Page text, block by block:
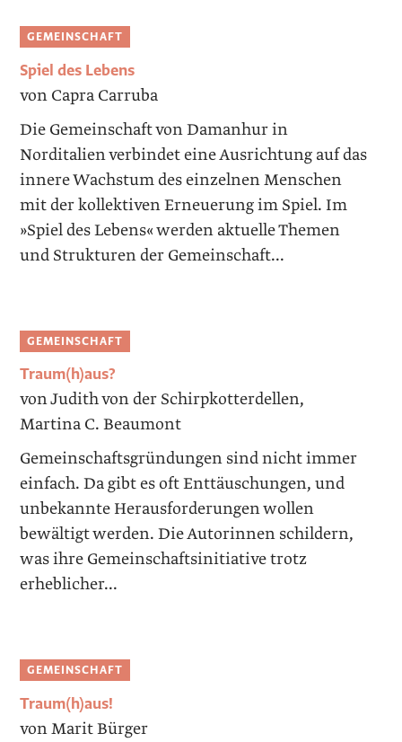
GEMEINSCHAFT
Spiel des Lebens
von Capra Carruba
Die Gemeinschaft von Damanhur in
Norditalien verbindet eine Ausrichtung auf das
innere Wachstum des einzelnen Menschen
mit der kollektiven Erneuerung im Spiel. Im
»Spiel des Lebens« werden aktuelle Themen
und Strukturen der Gemeinschaft...
GEMEINSCHAFT
Traum(h)aus?
von Judith von der Schirpkotterdellen,
Martina C. Beaumont
Gemeinschaftsgründungen sind nicht immer
einfach. Da gibt es oft Enttäuschungen, und
unbekannte ­Herausforderungen wollen
bewältigt werden. Die ­Autorinnen schildern,
was ihre Gemeinschaftsinitiative trotz
erheblicher...
GEMEINSCHAFT
Traum(h)aus!
von Marit Bürger